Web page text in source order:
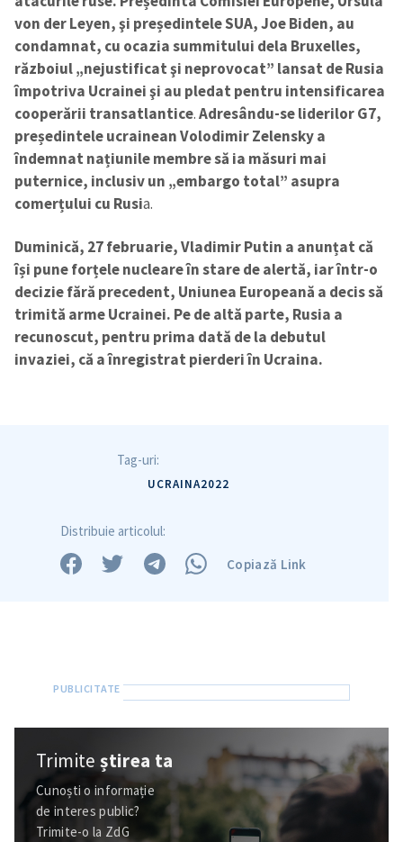
von der Leyen, şi președintele SUA, Joe Biden, au
condamnat, cu ocazia summitului dela Bruxelles,
războiul „nejustificat şi neprovocat” lansat de Rusia
împotriva Ucrainei şi au pledat pentru intensificarea
cooperării transatlantice.Adresându-se liderilor G7,
președintele ucrainean Volodimir Zelensky a
îndemnat națiunile membre să ia măsuri mai
puternice, inclusiv un „embargo total” asupra
comerțului cu Rusia.
Duminică, 27 februarie, Vladimir Putin a anunțat că
își pune forțele nucleare în stare de alertă, iar într-o
decizie fără precedent, Uniunea Europeană a decis să
trimită arme Ucrainei. Pe de altă parte, Rusia a
recunoscut, pentru prima dată de la debutul
invaziei, că a înregistrat pierderi în Ucraina.
Tag-uri:
UCRAINA2022
Distribuie articolul:
Copiază Link
Trimiteștirea ta
Cunoști o informație
de interes public?
Trimite-o la ZdG